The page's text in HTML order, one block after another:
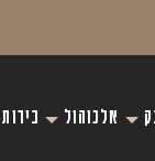
אלכוהול בירות